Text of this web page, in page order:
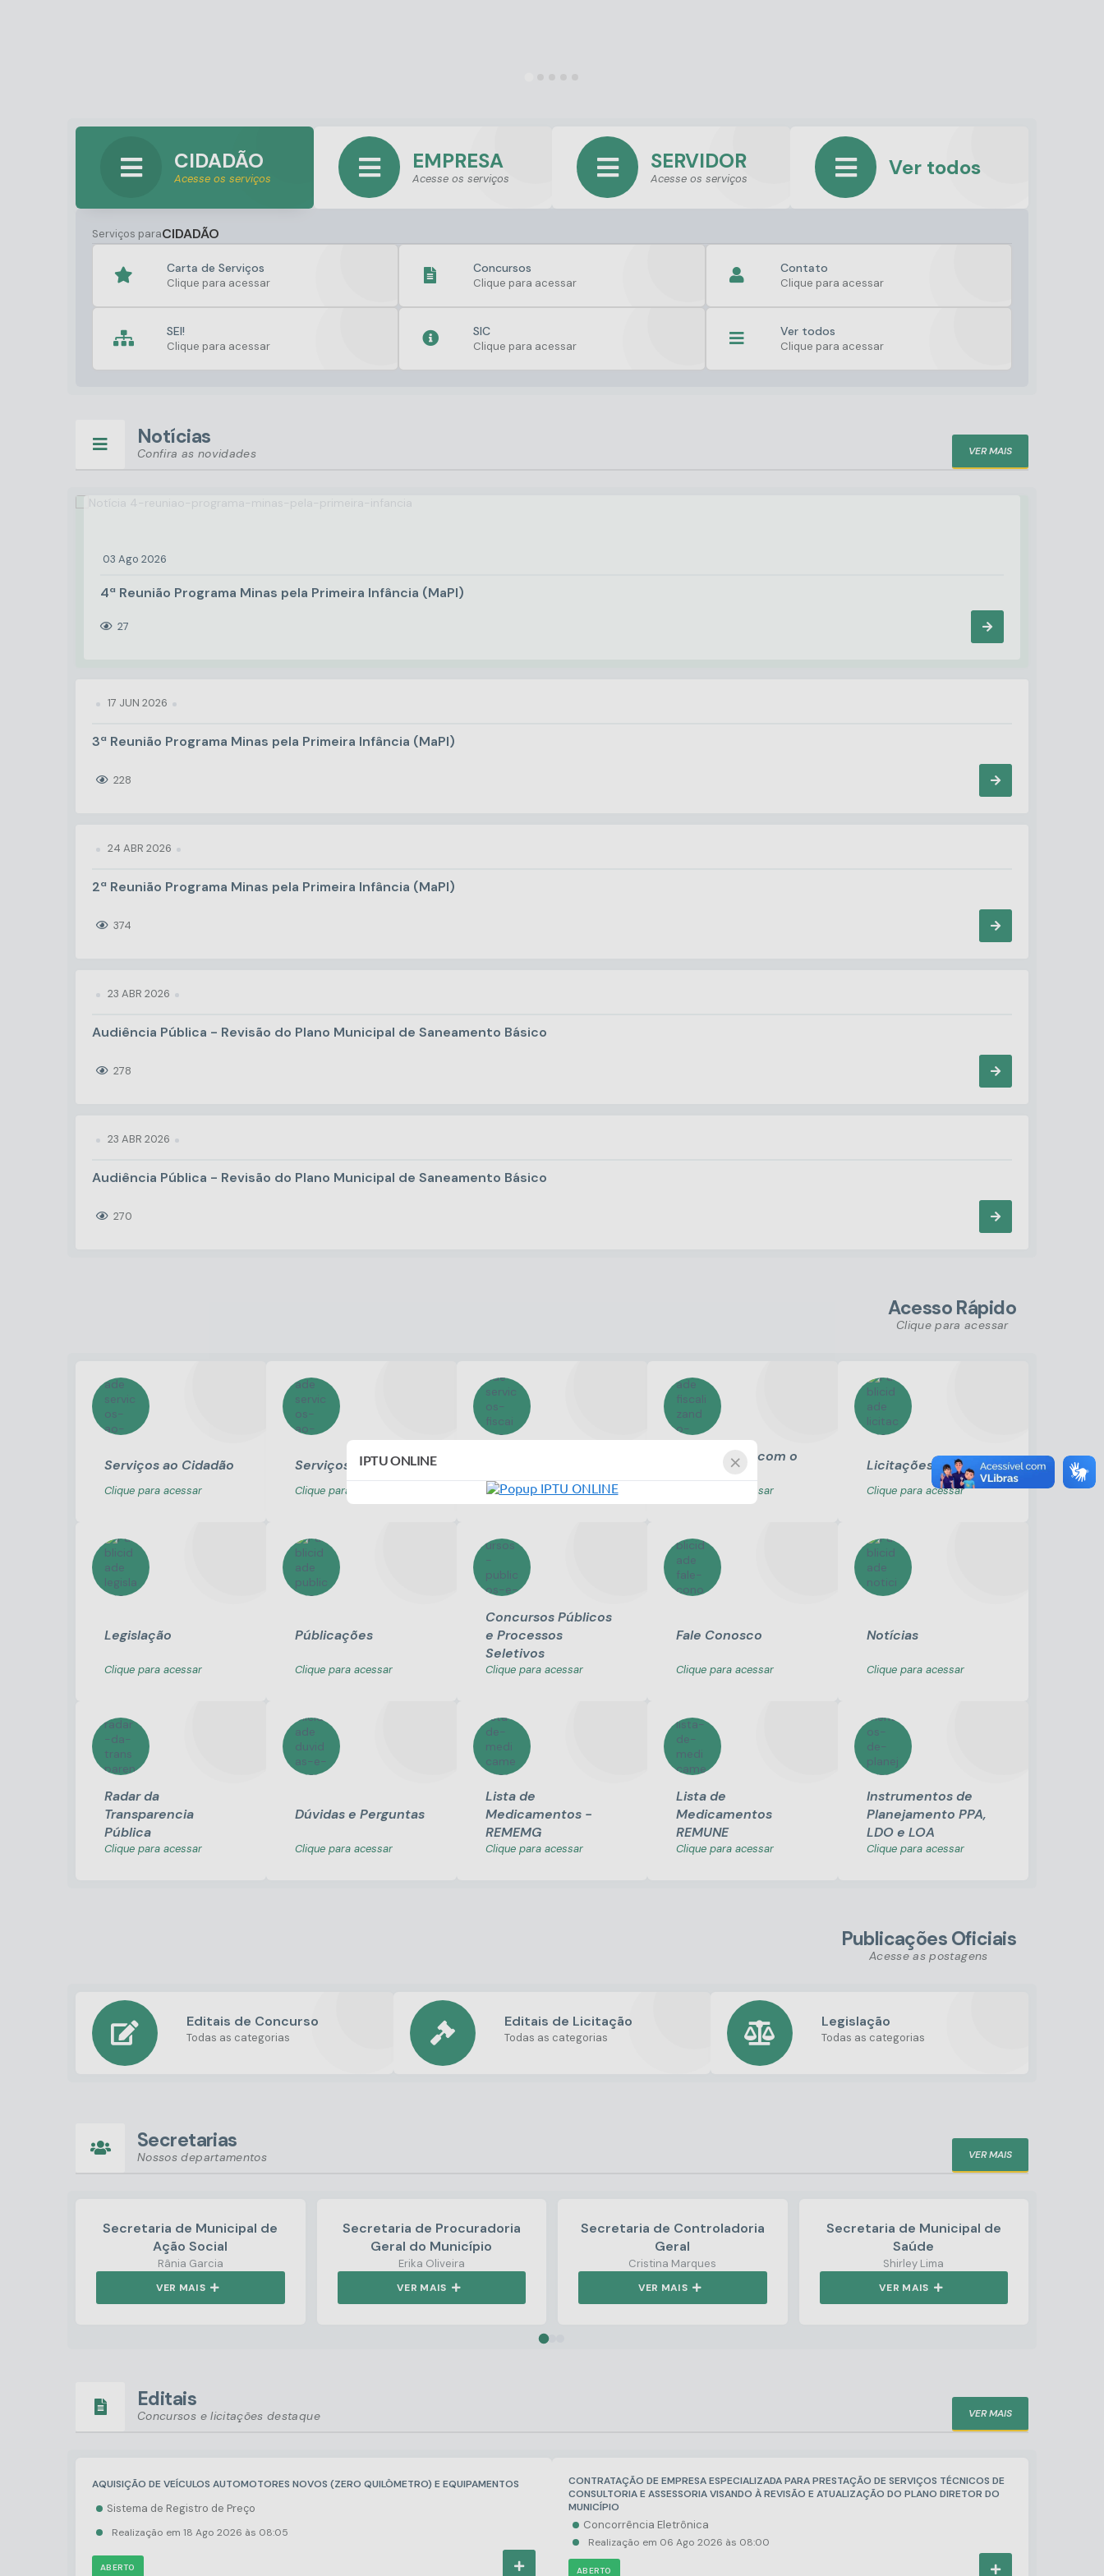
CIDADÃO
Acesse os serviços
EMPRESA
Acesse os serviços
SERVIDOR
Acesse os serviços Ver todos
Serviços paraCIDADÃO
Carta de Serviços
Clique para acessar
Concursos
Clique para acessar
Contato
Clique para acessar
SEI!
Clique para acessar
SIC
Clique para acessar
Ver todos
Clique para acessar
Notícias
Confira as novidades VER MAIS
4ª Reunião Programa Minas pela Primeira Infância (MaPI)
03 Ago 2026
27
3ª Reunião Programa Minas pela Primeira Infância (MaPI)
17 JUN 2026
228
2ª Reunião Programa Minas pela Primeira Infância (MaPI)
24 ABR 2026
374
Audiência Pública - Revisão do Plano Municipal de Saneamento Básico
23 ABR 2026
278
Audiência Pública - Revisão do Plano Municipal de Saneamento Básico
23 ABR 2026
270
Acesso Rápido
Clique para acessar
Serviços ao Cidadão
Clique para acessar
Serviços ao Servidor
Clique para acessar Clique para acessar
Fiscalizando com o
Clique para acessar
Licitações
Clique para acessar
Legislação
Clique para acessar
Públicações
Clique para acessar
Concursos Públicos
e Processos
Seletivos
Clique para acessar
Fale Conosco
Clique para acessar
Notícias
Clique para acessar
Radar da
Transparencia
Pública
Clique para acessar
Dúvidas e Perguntas
Clique para acessar
Lista de
Medicamentos -
REMEMG
Clique para acessar
Lista de
Medicamentos
REMUNE
Clique para acessar
Instrumentos de
Planejamento PPA,
LDO e LOA
Clique para acessar
Publicações Oficiais
Acesse as postagens
Editais de Concurso
Todas as categorias
Editais de Licitação
Todas as categorias
Legislação
Todas as categorias
Secretarias
Nossos departamentos VER MAIS
Secretaria de Municipal de
Ação Social
Rânia Garcia
VER MAIS
Secretaria de Procuradoria
Geral do Município
Erika Oliveira
VER MAIS
Secretaria de Controladoria
Geral
Cristina Marques
VER MAIS
Secretaria de Municipal de
Saúde
Shirley Lima
VER MAIS
Editais
Concursos e licitações destaque VER MAIS
Sistema de Registro de Preço
AQUISIÇÃO DE VEÍCULOS AUTOMOTORES NOVOS (ZERO QUILÔMETRO) E EQUIPAMENTOS
ABERTO
Realização em 18 Ago 2026 08:05
Concorrência Eletrônica
CONTRATAÇÃO DE EMPRESA ESPECIALIZADA PARA PRESTAÇÃO DE SERVIÇOS TÉCNICOS DE
CONSULTORIA E ASSESSORIA VISANDO À REVISÃO E ATUALIZAÇÃO DO PLANO DIRETOR DO
MUNICÍPIO
ABERTO
Realização em 06 Ago 2026 08:00
×
IPTU ONLINE